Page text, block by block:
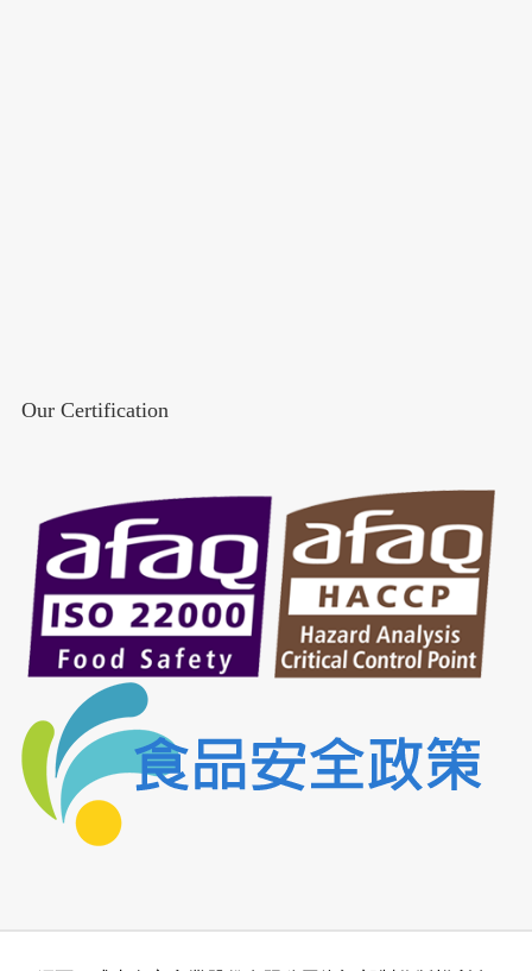
Our Certification